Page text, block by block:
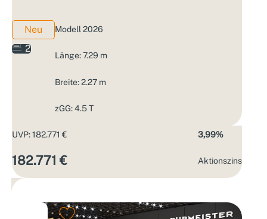
Neu
2
Modell 2026
Länge: 7.29 m
Breite: 2.27 m
zGG: 4.5 T
UVP: 182.771 €
182.771 €
3,99%
Aktions­zins